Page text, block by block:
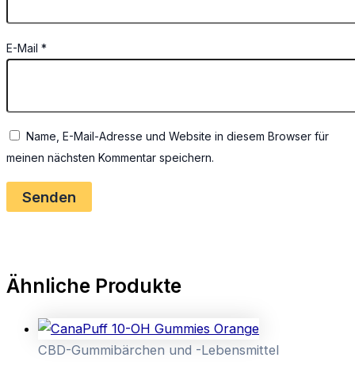
E-Mail *
Name, E-Mail-Adresse und Website in diesem Browser für
meinen nächsten Kommentar speichern.
Ähnliche Produkte
CBD-Gummibärchen und -Lebensmittel